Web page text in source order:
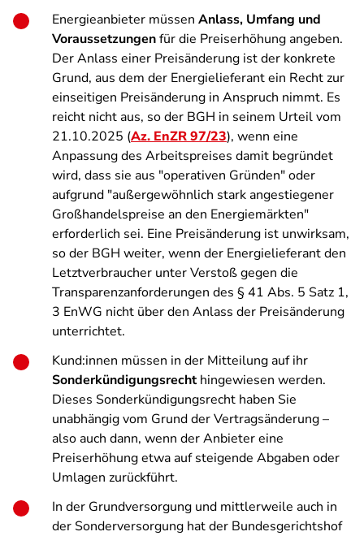
Energieanbieter müssen Anlass, Umfang und
Voraussetzungenfür die Preiserhöhung angeben.
Der Anlass einer Preisänderung ist der konkrete
Grund, aus dem der Energielieferant ein Recht zur
einseitigen Preisänderung in Anspruch nimmt. Es
reicht nicht aus, so der BGH in seinem Urteil vom
21.10.2025 (Az. EnZR 97/23), wenn eine
Anpassung des Arbeitspreises damit begründet
wird, dass sie aus "operativen Gründen" oder
aufgrund "außergewöhnlich stark angestiegener
Großhandelspreise an den Energiemärkten"
erforderlich sei. Eine Preisänderung ist unwirksam,
so der BGH weiter, wenn der Energielieferant den
Letztverbraucher unter Verstoß gegen die
Transparenzanforderungen des § 41 Abs. 5 Satz 1,
3 EnWG nicht über den Anlass der Preisänderung
unterrichtet.
Kund:innen müssen in der Mitteilung auf ihr
Sonderkündigungsrechthingewiesen werden.
Dieses Sonderkündigungsrecht haben Sie
unabhängig vom Grund der Vertragsänderung –
also auch dann, wenn der Anbieter eine
Preiserhöhung etwa auf steigende Abgaben oder
Umlagen zurückführt.
In der Grundversorgung und mittlerweile auch in
der Sonderversorgung hat der Bundesgerichtshof